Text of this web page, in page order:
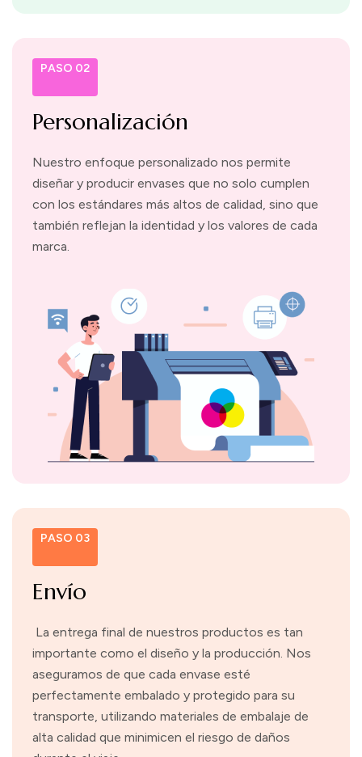
PASO 02
Personalización
Nuestro enfoque personalizado nos permite
diseñar y producir envases que no solo cumplen
con los estándares más altos de calidad, sino que
también reflejan la identidad y los valores de cada
marca.
PASO 03
Envío
La entrega final de nuestros productos es tan
importante como el diseño y la producción. Nos
aseguramos de que cada envase esté
perfectamente embalado y protegido para su
transporte, utilizando materiales de embalaje de
alta calidad que minimicen el riesgo de daños